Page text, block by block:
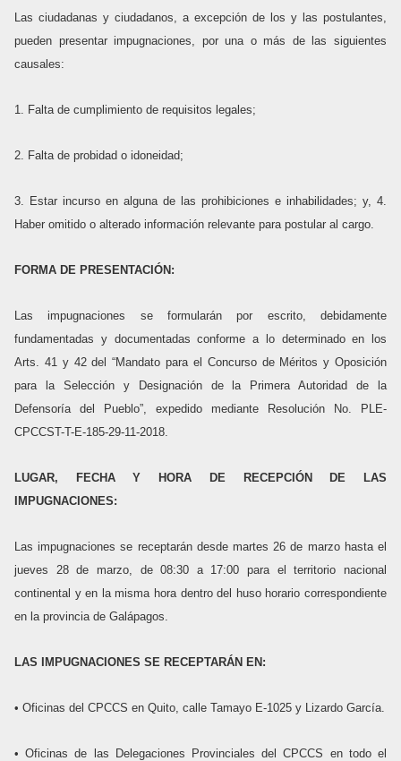
Las ciudadanas y ciudadanos, a excepción de los y las postulantes,
pueden presentar impugnaciones, por una o más de las siguientes
causales:
1. Falta de cumplimiento de requisitos legales;
2. Falta de probidad o idoneidad;
3. Estar incurso en alguna de las prohibiciones e inhabilidades; y, 4.
Haber omitido o alterado información relevante para postular al cargo.
FORMA DE PRESENTACIÓN:
Las impugnaciones se formularán por escrito, debidamente
fundamentadas y documentadas conforme a lo determinado en los
Arts. 41 y 42 del “Mandato para el Concurso de Méritos y Oposición
para la Selección y Designación de la Primera Autoridad de la
Defensoría del Pueblo”, expedido mediante Resolución No. PLE-
CPCCST-T-E-185-29-11-2018.
LUGAR, FECHA Y HORA DE RECEPCIÓN DE LAS
IMPUGNACIONES:
Las impugnaciones se receptarán desde martes 26 de marzo hasta el
jueves 28 de marzo, de 08:30 a 17:00 para el territorio nacional
continental y en la misma hora dentro del huso horario correspondiente
en la provincia de Galápagos.
LAS IMPUGNACIONES SE RECEPTARÁN EN:
• Oficinas del CPCCS en Quito, calle Tamayo E-1025 y Lizardo García.
• Oficinas de las Delegaciones Provinciales del CPCCS en todo el